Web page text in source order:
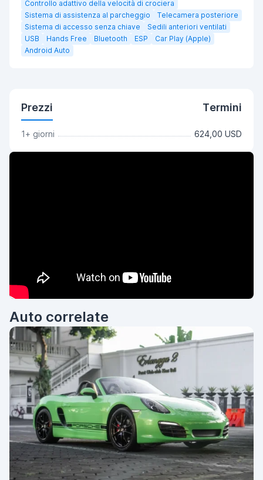
Controllo adattivo della velocità di crociera
Sistema di assistenza al parcheggio
Telecamera posteriore
Sistema di accesso senza chiave
Sedili anteriori ventilati
USB
Hands Free Bluetooth ESP
Car Play (Apple)
Android Auto
Prezzi Termini
1+ giorni 624,00 USD
Auto correlate